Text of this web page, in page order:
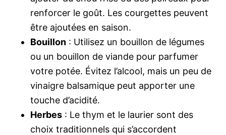
renforcer le goût. Les courgettes peuvent
être ajoutées en saison.
Bouillon : Utilisez un bouillon de légumes
ou un bouillon de viande pour parfumer
votre potée. Évitez l’alcool, mais un peu de
vinaigre balsamique peut apporter une
touche d’acidité.
Herbes : Le thym et le laurier sont des
choix traditionnels qui s’accordent